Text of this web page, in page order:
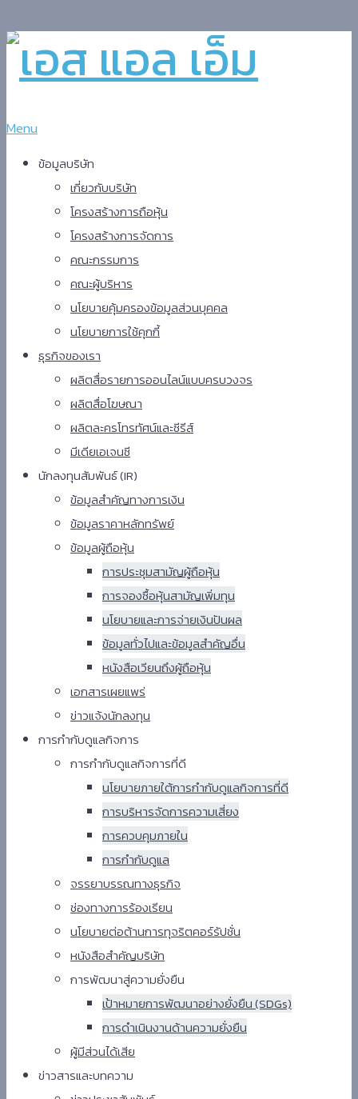
Menu
ข้อมูลบริษัท
เกี่ยวกับบริษัท
โครงสร้างการถือหุ้น
โครงสร้างการจัดการ
คณะกรรมการ
คณะผู้บริหาร
นโยบายคุ้มครองข้อมูลส่วนบุคคล
นโยบายการใช้คุกกี้
ธุรกิจ​ของเรา
ผลิตสื่อรายการออนไลน์แบบครบวงจร
ผลิตสื่อโฆษณา
ผลิตละครโทรทัศน์และซีรีส์
มีเดียเอเจนซี
นักลงทุนสัมพันธ์ (IR)​
ข้อมูลสำคัญทางการเงิน
ข้อมูลราคาหลักทรัพย์​
ข้อมูลผู้ถือหุ้น
การประชุมสามัญผู้ถือหุ้น
การจองซื้อหุ้นสามัญเพิ่มทุน
นโยบายและการจ่ายเงินปันผล
ข้อมูลทั่วไปและข้อมูลสำคัญอื่น
หนังสือเวียนถึงผู้ถือหุ้น
เอกสารเผยแพร่​
ข่าวแจ้งนักลงทุน
การกำกับดูแลกิจการ
การกำกับดูแลกิจการที่ดี
นโยบายภายใต้การกำกับดูแลกิจการที่ดี
การบริหารจัดการความเสี่ยง
การควบคุมภายใน
การกำกับดูแล
จรรยาบรรณทางธุรกิจ
ช่องทางการร้องเรียน
นโยบายต่อต้านการทุจริตคอร์รัปชั่น
หนังสือสำคัญบริษัท
การพัฒนาสู่ความยั่งยืน
เป้าหมายการพัฒนาอย่างยั่งยืน (SDGs)
การดำเนินงานด้านความยั่งยืน
ผู้มีส่วนได้เสีย
ข่าวสารและบทความ